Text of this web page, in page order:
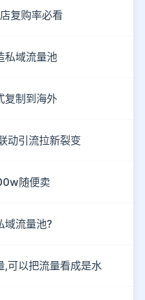
复购率必看
私域流量池
复制到海外
动引流拉新裂变
随便卖
域流量池?
,可以把流量看成是水